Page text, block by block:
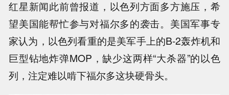
红星新闻此前曾报道，以色列方面多方施压，希
望美国能帮忙参与对福尔多的袭击。美国军事专
家认为，以色列看重的是美军手上的B-2轰炸机和
巨型钻地炸弹MOP，缺少这两样“大杀器”的以色
列，注定难以啃下福尔多这块硬骨头。